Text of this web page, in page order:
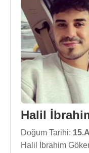
Halil
Doğum Tarihi:
Halil İbrahim